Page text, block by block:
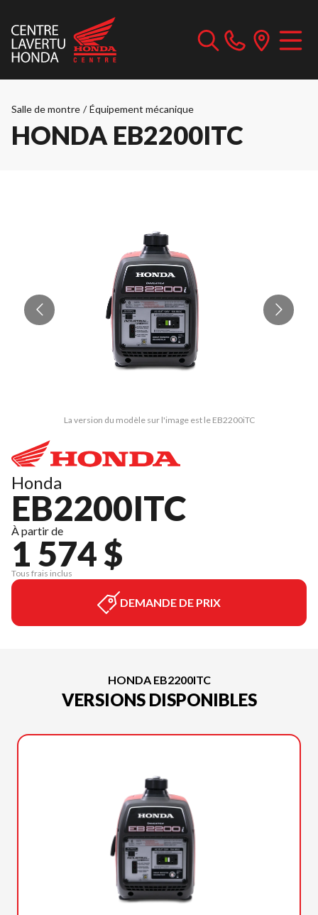
Salle de montre / Équipement mécanique
HONDA EB2200ITC
La version du modèle sur l'image est le EB2200iTC
Honda
EB2200ITC
À partir de
1 574 $
Tous frais inclus
DEMANDE DE PRIX
HONDA EB2200ITC
VERSIONS DISPONIBLES